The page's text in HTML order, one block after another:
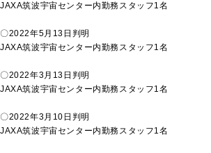
JAXA筑波宇宙センター内勤務スタッフ1名
〇2022年5月13日判明
JAXA筑波宇宙センター内勤務スタッフ1名
〇2022年3月13日判明
JAXA筑波宇宙センター内勤務スタッフ1名
〇2022年3月10日判明
JAXA筑波宇宙センター内勤務スタッフ1名